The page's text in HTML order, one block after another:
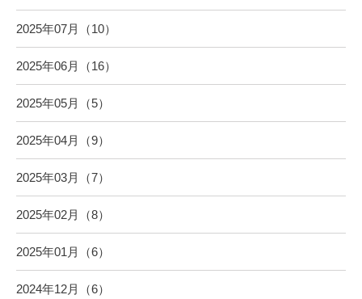
2025年07月（10）
2025年06月（16）
2025年05月（5）
2025年04月（9）
2025年03月（7）
2025年02月（8）
2025年01月（6）
2024年12月（6）